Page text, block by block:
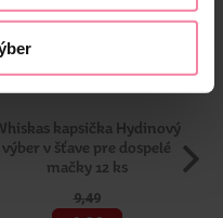
kapsička Hydinový
výber v šťave pre dospelé
mačky 12 ks
9,49